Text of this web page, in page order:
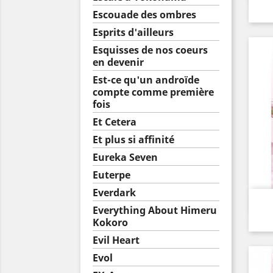
Escouade des ombres
Esprits d'ailleurs
Esquisses de nos coeurs
en devenir
Est-ce qu'un androïde
compte comme première
fois
Et Cetera
Et plus si affinité
Eureka Seven
Euterpe
Everdark
Everything About Himeru
Kokoro
Evil Heart
Evol